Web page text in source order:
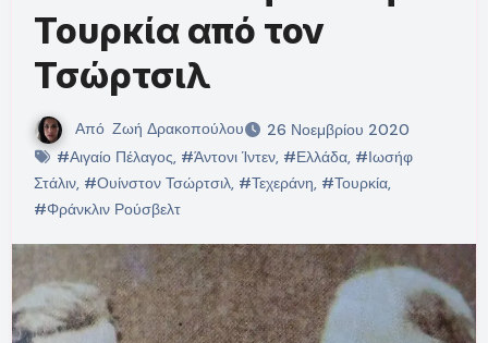
Τουρκία από τον
Τσώρτσιλ
Από Ζωή Δρακοπούλου
26 Νοεμβρίου 2020
#Αιγαίο Πέλαγος, #Άντονι Ίντεν, #Ελλάδα, #Ιωσήφ
Στάλιν, #Ουίνστον Τσώρτσιλ, #Τεχεράνη, #Τουρκία,
#Φράνκλιν Ρούσβελτ